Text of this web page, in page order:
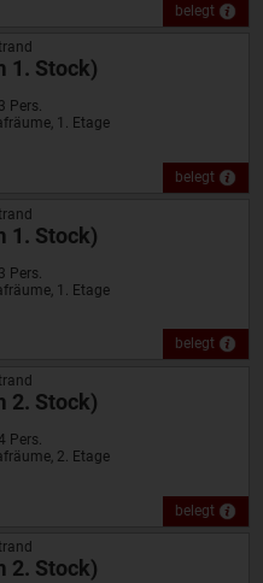
belegt
belegt
1. Stock)
Pers.
1. Etage
belegt
1. Stock)
Pers.
1. Etage
belegt
2. Stock)
Pers.
2. Etage
2. Stock)